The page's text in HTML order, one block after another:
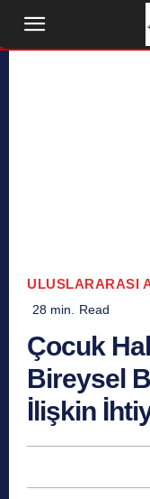
ULUSLARARASI
28 min. Read
Çocuk
Bireysel
İlişkin